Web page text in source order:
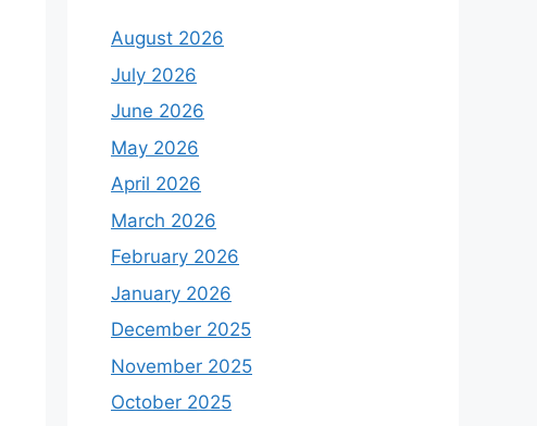
August 2026
July 2026
June 2026
May 2026
April 2026
March 2026
February 2026
January 2026
December 2025
November 2025
October 2025